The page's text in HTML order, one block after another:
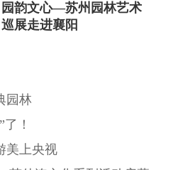
园韵文心—苏州园林艺术
巡展走进襄阳
园林
！
美上央视